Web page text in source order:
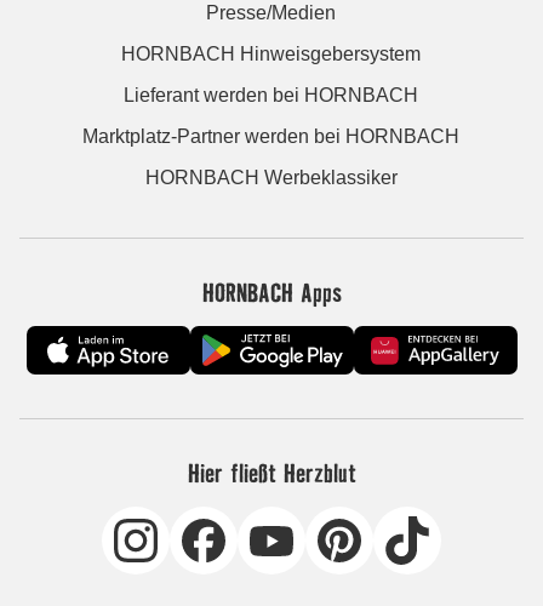
Presse/Medien
HORNBACH Hinweisgebersystem
Lieferant werden bei HORNBACH
Marktplatz-Partner werden bei HORNBACH
HORNBACH Werbeklassiker
HORNBACH Apps
Hier fließt Herzblut